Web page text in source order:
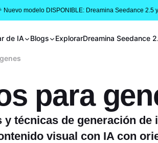
Nuevo modelo DISPONIBLE: Dreamina Seedance 2.5
de IA Blogs ExplorarDreamina Seedance
para
técnicas de generación
visual con IA con